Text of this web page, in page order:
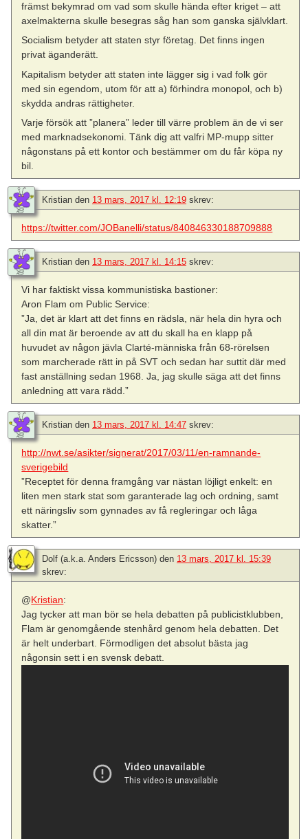
främst bekymrad om vad som skulle hända efter kriget – att
axelmakterna skulle besegras såg han som ganska självklart.
Socialism betyder att staten styr företag. Det finns ingen
privat äganderätt.
Kapitalism betyder att staten inte lägger sig i vad folk gör
med sin egendom, utom för att a) förhindra monopol, och b)
skydda andras rättigheter.
Varje försök att ”planera” leder till värre problem än de vi ser
med marknadsekonomi. Tänk dig att valfri MP-mupp sitter
någonstans på ett kontor och bestämmer om du får köpa ny
bil.
Kristian den 13 mars, 2017 kl. 12:19 skrev:
https://twitter.com/JOBanelli/status/840846330188709888
Kristian den 13 mars, 2017 kl. 14:15 skrev:
Vi har faktiskt vissa kommunistiska bastioner:
Aron Flam om Public Service:
”Ja, det är klart att det finns en rädsla, när hela din hyra och
all din mat är beroende av att du skall ha en klapp på
huvudet av någon jävla Clarté-människa från 68-rörelsen
som marcherade rätt in på SVT och sedan har suttit där med
fast anställning sedan 1968. Ja, jag skulle säga att det finns
anledning att vara rädd.”
Kristian den 13 mars, 2017 kl. 14:47 skrev:
http://nwt.se/asikter/signerat/2017/03/11/en-ramnande-
sverigebild
”Receptet för denna framgång var nästan löjligt enkelt: en
liten men stark stat som garanterade lag och ordning, samt
ett näringsliv som gynnades av få regleringar och låga
skatter.”
Dolf (a.k.a. Anders Ericsson) den 13 mars, 2017 kl. 15:39
skrev:
@Kristian:
Jag tycker att man bör se hela debatten på publicistklubben,
Flam är genomgående stenhård genom hela debatten. Det
är helt underbart. Förmodligen det absolut bästa jag
någonsin sett i en svensk debatt.